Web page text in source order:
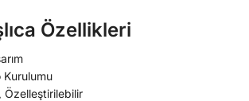
Özellikleri
Kurulumu
Özelleştirilebilir